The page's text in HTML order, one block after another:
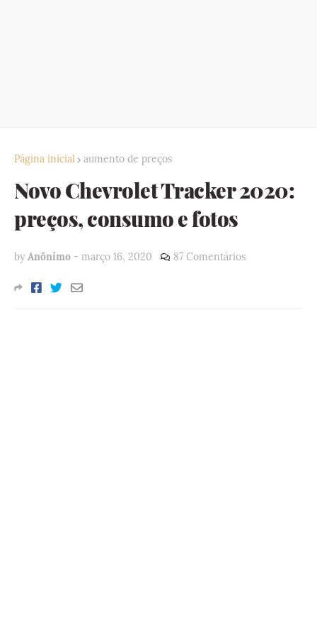
Página inicial aumento de preços
Novo Chevrolet Tracker 2020:
preços, consumo e fotos
by Anônimo - março 16, 2020 87 Comentários